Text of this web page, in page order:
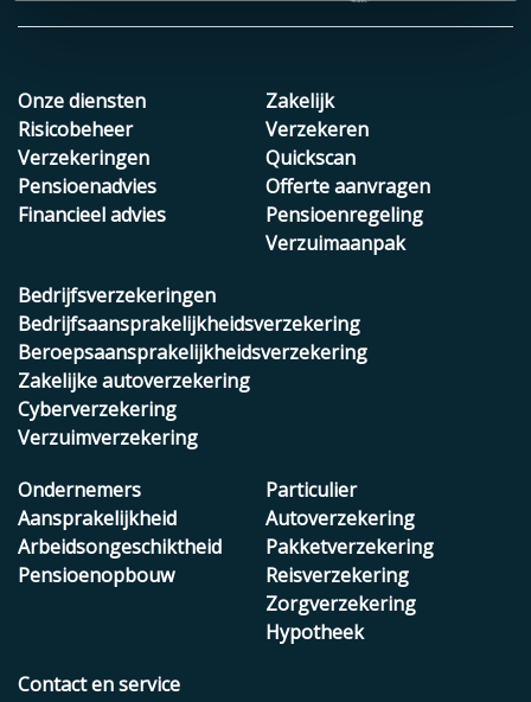
Onze diensten
Risicobeheer
Verzekeringen
Pensioenadvies
Financieel advies
Zakelijk
Verzekeren
Quickscan
Offerte aanvragen
Pensioenregeling
Verzuimaanpak
Bedrijfsverzekeringen
Bedrijfsaansprakelijkheidsverzekering
Beroepsaansprakelijkheidsverzekering
Zakelijke autoverzekering
Cyberverzekering
Verzuimverzekering
Ondernemers
Aansprakelijkheid
Arbeidsongeschiktheid
Pensioenopbouw
Particulier
Autoverzekering
Pakketverzekering
Reisverzekering
Zorgverzekering
Hypotheek
Contact en service